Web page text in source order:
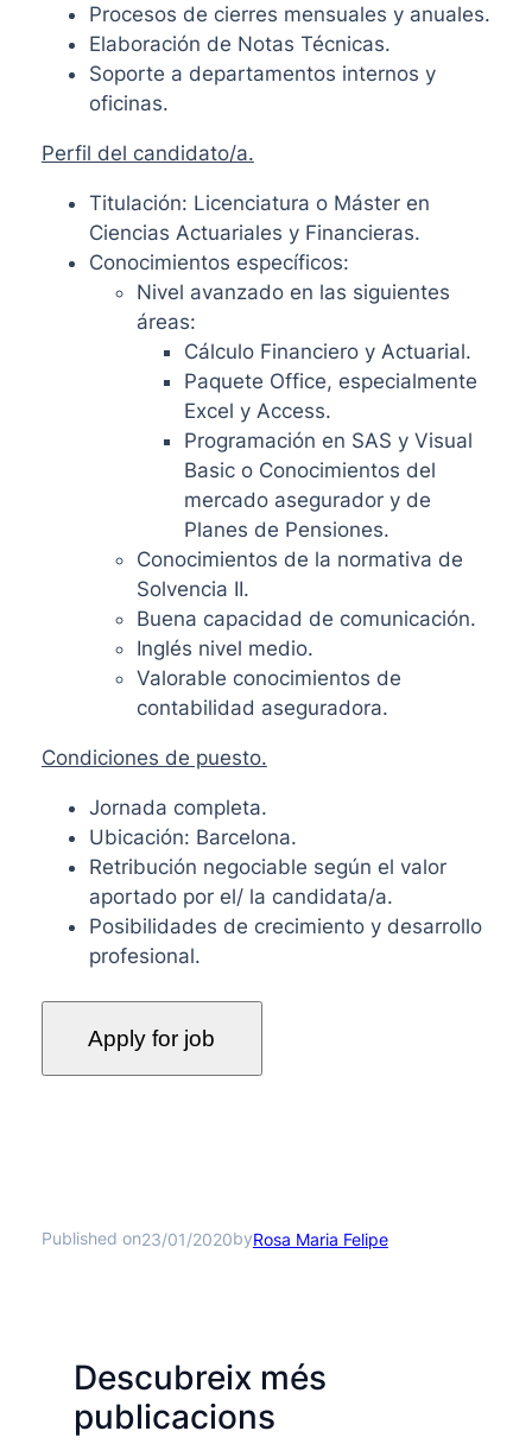
Procesos de cierres mensuales y anuales.
Elaboración de Notas Técnicas.
Soporte a departamentos internos y
oficinas.
Perfil del candidato/a.
Titulación: Licenciatura o Máster en
Ciencias Actuariales y Financieras.
Conocimientos específicos:
Nivel avanzado en las siguientes
áreas:
Cálculo Financiero y Actuarial.
Paquete Office, especialmente
Excel y Access.
Programación en SAS y Visual
Basic o Conocimientos del
mercado asegurador y de
Planes de Pensiones.
Conocimientos de la normativa de
Solvencia II.
Buena capacidad de comunicación.
Inglés nivel medio.
Valorable conocimientos de
contabilidad aseguradora.
Condiciones de puesto.
Jornada completa.
Ubicación: Barcelona.
Retribución negociable según el valor
aportado por el/ la candidata/a.
Posibilidades de crecimiento y desarrollo
profesional.
Published on23/01/2020byRosa Maria Felipe
Descubreix més
publicacions